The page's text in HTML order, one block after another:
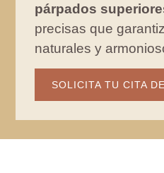
párpados
precisas que
naturales y
SOLICITA TU CITA